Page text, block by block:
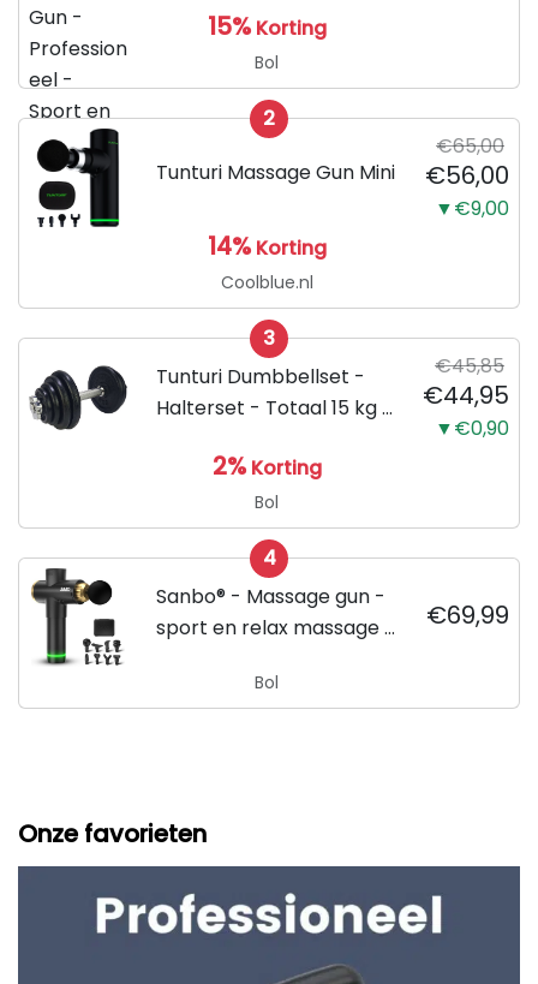
15% Korting
Bol
2
Tunturi Massage Gun Mini
€65,00
€56,00
▼€9,00
14% Korting
Coolblue.nl
3
Tunturi Dumbbellset -
Halterset - Totaal 15 kg -
€45,85
€44,95
▼€0,90
2% Korting
Bol
4
Sanbo® - Massage gun -
sport en relax massage -
Koffer - inclusief APP
€69,99
Bol
Onze favorieten